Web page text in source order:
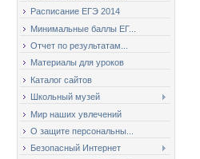
Расписание ЕГЭ 2014
Минимальные баллы ЕГ...
Отчет по результатам...
Материалы для уроков
Каталог сайтов
Школьный музей
Мир наших увлечений
О защите персональны...
Безопасный Интернет